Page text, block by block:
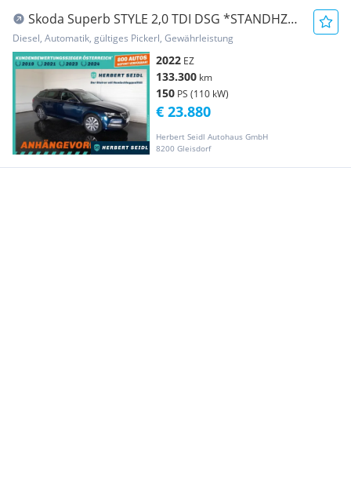
Skoda Superb STYLE 2,0 TDI DSG *STANDHZG
/ MATRIX-LED...
Diesel, Automatik, gültiges Pickerl, Gewährleistung
2022 EZ
133.300 km
150 PS (110 kW)
Herbert Seidl Autohaus GmbH
8200 Gleisdorf
€ 23.880